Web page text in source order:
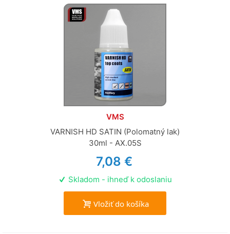
VMS
VARNISH HD SATIN (Polomatný lak)
30ml - AX.05S
7,08 €
Skladom - ihneď k odoslaniu
Vložiť do košíka